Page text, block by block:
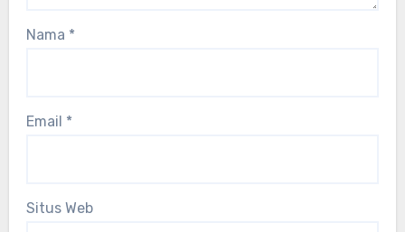
Nama *
Email *
Situs Web